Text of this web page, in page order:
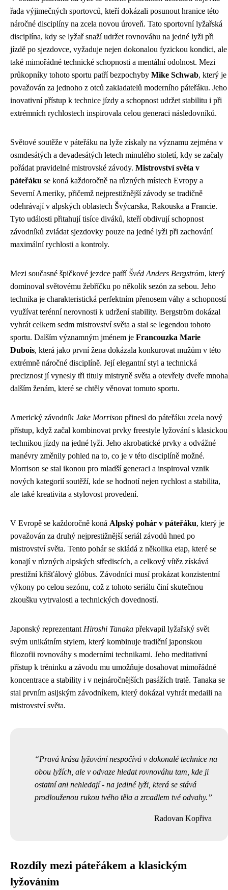
řada výjimečných sportovců, kteří dokázali posunout hranice této
náročné disciplíny na zcela novou úroveň. Tato sportovní lyžařská
disciplína, kdy se lyžař snaží udržet rovnováhu na jedné lyži při
jízdě po sjezdovce, vyžaduje nejen dokonalou fyzickou kondici, ale
také mimořádné technické schopnosti a mentální odolnost. Mezi
průkopníky tohoto sportu patří bezpochyby Mike Schwab, který je
považován za jednoho z otců zakladatelů moderního páteřáku. Jeho
inovativní přístup k technice jízdy a schopnost udržet stabilitu i při
extrémních rychlostech inspirovala celou generaci následovníků.
Světové soutěže v páteřáku na lyže získaly na významu zejména v
osmdesátých a devadesátých letech minulého století, kdy se začaly
pořádat pravidelné mistrovské závody. Mistrovství světa v
páteřáku se koná každoročně na různých místech Evropy a
Severní Ameriky, přičemž nejprestižnější závody se tradičně
odehrávají v alpských oblastech Švýcarska, Rakouska a Francie.
Tyto události přitahují tisíce diváků, kteří obdivují schopnost
závodníků zvládat sjezdovky pouze na jedné lyži při zachování
maximální rychlosti a kontroly.
Mezi současné špičkové jezdce patříŠvéd Anders Bergström, který
dominoval světovému žebříčku po několik sezón za sebou. Jeho
technika je charakteristická perfektním přenosem váhy a schopností
využívat terénní nerovnosti k udržení stability. Bergström dokázal
vyhrát celkem sedm mistrovství světa a stal se legendou tohoto
sportu. Dalším významným jménem je Francouzka Marie
Dubois, která jako první žena dokázala konkurovat mužům v této
extrémně náročné disciplíně. Její elegantní styl a technická
preciznost jí vynesly tři tituly mistryně světa a otevřely dveře mnoha
dalším ženám, které se chtěly věnovat tomuto sportu.
Americký závodník Jake Morrison přinesl do páteřáku zcela nový
přístup, když začal kombinovat prvky freestyle lyžování s klasickou
technikou jízdy na jedné lyži. Jeho akrobatické prvky a odvážné
manévry změnily pohled na to, co je v této disciplíně možné.
Morrison se stal ikonou pro mladší generaci a inspiroval vznik
nových kategorií soutěží, kde se hodnotí nejen rychlost a stabilita,
ale také kreativita a stylovost provedení.
V Evropě se každoročně koná Alpský pohár v páteřáku, který je
považován za druhý nejprestižnější seriál závodů hned po
mistrovství světa. Tento pohár se skládá z několika etap, které se
konají v různých alpských střediscích, a celkový vítěz získává
prestižní křišťálový glóbus. Závodníci musí prokázat konzistentní
výkony po celou sezónu, což z tohoto seriálu činí skutečnou
zkoušku vytrvalosti a technických dovedností.
Japonský reprezentant Hiroshi Tanaka překvapil lyžařský svět
svým unikátním stylem, který kombinuje tradiční japonskou
filozofii rovnováhy s moderními technikami. Jeho meditativní
přístup k tréninku a závodu mu umožňuje dosahovat mimořádné
koncentrace a stability i v nejnáročnějších pasážích tratě. Tanaka se
stal prvním asijským závodníkem, který dokázal vyhrát medaili na
mistrovství světa.
Pravá krása lyžování nespočívá v dokonalé technice na
obou lyžích, ale v odvaze hledat rovnováhu tam, kde ji
ostatní ani nehledají - na jediné lyži, která se stává
prodlouženou rukou tvého těla a zrcadlem tvé odvahy.
Radovan Kopřiva
Rozdíly mezi páteřákem a klasickým
lyžováním